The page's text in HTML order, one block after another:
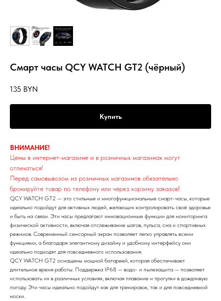
Смарт часы QCY WATCH GT2 (чёрный)
135 BYN
Купить
ВНИМАНИЕ!
Цены в интернет-магазине и в розничных магазинах могут
отличаться!
Перед самовывозом из розничных магазинов обязательно
бронируйте товар по телефону или через корзину заказов!
QCY WATCH GT2 — это стильные и многофункциональные смарт-часы, которые
идеально подойдут для активных людей, желающих контролировать своё здоровье
и быть на связи. Эти часы предлагают инновационные функции для мониторинга
физической активности, включая отслеживание шагов, пульса, сна и спортивных
режимов. Современный сенсорный экран позволяет легко управлять всеми
функциями, а благодаря элегантному дизайну и удобному интерфейсу они
идеально подходят для повседневного использования.
QCY WATCH GT2 оснащены мощной батареей, которая обеспечивает
длительное время работы. Поддержка IP68 — водо- и пылезащита — позволяет
использовать их в различных условиях, включая плавание и прогулки в дождливую
погоду. Эти часы идеально подойдут как для тренировок, так и для повседневной
носки.